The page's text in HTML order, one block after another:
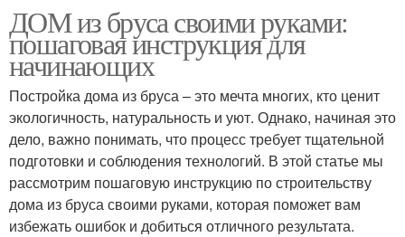
ДОМ из бруса своими руками:
пошаговая инструкция для
начинающих
Постройка дома из бруса – это мечта многих, кто ценит
экологичность, натуральность и уют. Однако, начиная это
дело, важно понимать, что процесс требует тщательной
подготовки и соблюдения технологий. В этой статье мы
рассмотрим пошаговую инструкцию по строительству
дома из бруса своими руками, которая поможет вам
избежать ошибок и добиться отличного результата.